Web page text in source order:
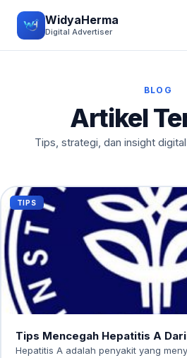
WidyaHerma
Digital Advertiser
BLOG
Artikel
Tips, strategi, dan insight
TIPS
Tips Mencegah Hepatitis A Dari
Hepatitis A adalah penyakit yang